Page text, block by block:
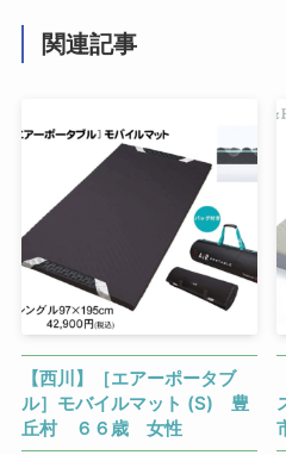
関連記事
【西川】［エアーポータブ
ル］モバイルマット (S) 豊
丘村 ６６歳 女性